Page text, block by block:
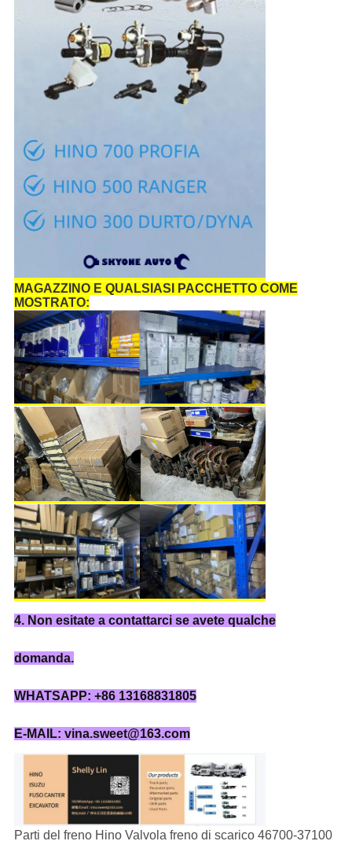
MAGAZZINO E QUALSIASI PACCHETTO COME
MOSTRATO:
4. Non esitate a contattarci se avete qualche
domanda.
WHATSAPP: +86 13168831805
E-MAIL: vina.sweet@163.com
Parti del freno Hino Valvola freno di scarico 46700-37100